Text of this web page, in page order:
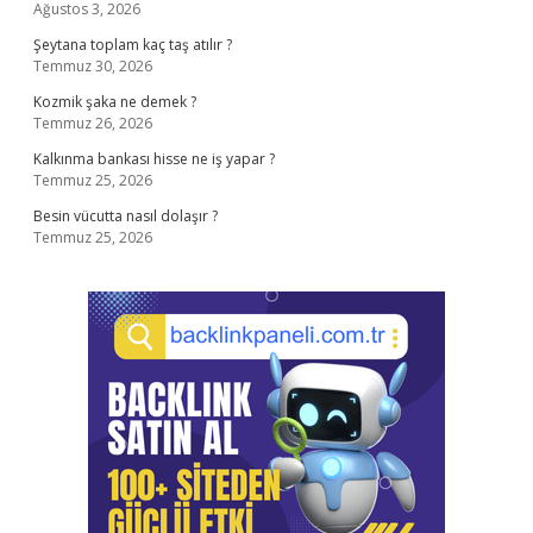
Ağustos 3, 2026
Şeytana toplam kaç taş atılır ?
Temmuz 30, 2026
Kozmik şaka ne demek ?
Temmuz 26, 2026
Kalkınma bankası hisse ne iş yapar ?
Temmuz 25, 2026
Besin vücutta nasıl dolaşır ?
Temmuz 25, 2026